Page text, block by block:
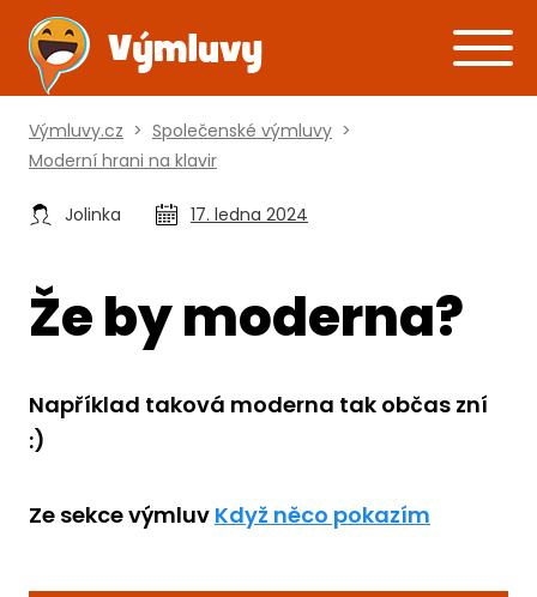
Výmluvy.cz > Společenské výmluvy >
Moderní hrani na klavir
Jolinka 17. ledna 2024
Že by moderna?
Například taková moderna tak občas zní
:)
Ze sekce výmluv Když něco pokazím